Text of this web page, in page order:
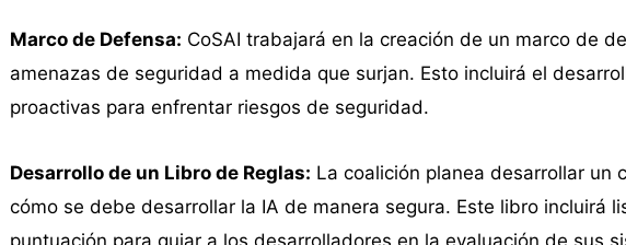
Marco de Defensa: CoSAI trabajará en la creación de un marco de
amenazas de seguridad a medida que surjan. Esto incluirá el
proactivas para enfrentar riesgos de seguridad.
Desarrollo de un Libro de Reglas: La coalición planea desarrollar un
cómo se debe desarrollar la IA de manera segura. Este libro incluirá